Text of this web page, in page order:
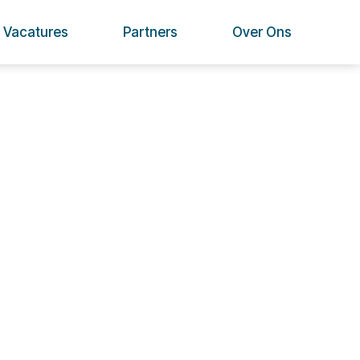
Vacatures Partners Over Ons